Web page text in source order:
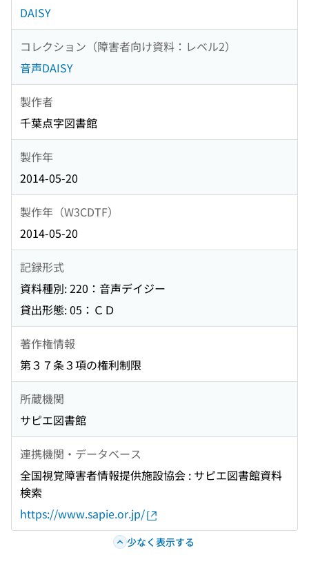
DAISY
コレクション（障害者向け資料：レベル2）
音声DAISY
製作者
千葉点字図書館
製作年
2014-05-20
製作年（W3CDTF）
2014-05-20
記録形式
資料種別: 220：音声デイジー
貸出形態: 05：ＣＤ
著作権情報
第３７条３項の権利制限
所蔵機関
サピエ図書館
連携機関・データベース
全国視覚障害者情報提供施設協会 : サピエ図書館資料
検索
https://www.sapie.or.jp/
少なく表示する